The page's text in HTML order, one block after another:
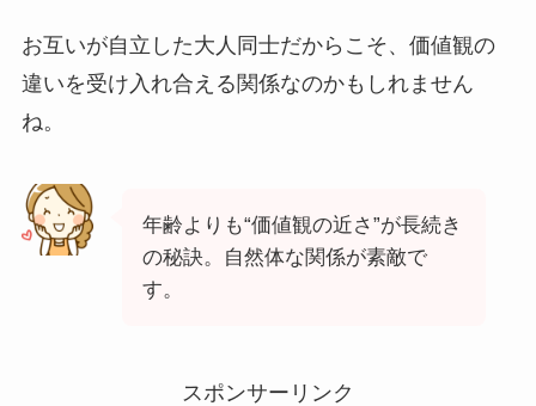
お互いが自立した大人同士だからこそ、価値観の
違いを受け入れ合える関係なのかもしれません
ね。
年齢よりも“価値観の近さ”が長続き
の秘訣。自然体な関係が素敵で
す。
スポンサーリンク